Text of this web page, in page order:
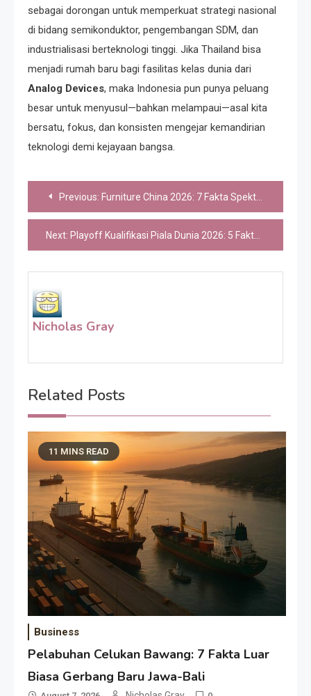
sebagai dorongan untuk memperkuat strategi nasional
di bidang semikonduktor, pengembangan SDM, dan
industrialisasi berteknologi tinggi. Jika Thailand bisa
menjadi rumah baru bagi fasilitas kelas dunia dari
Analog Devices, maka Indonesia pun punya peluang
besar untuk menyusul—bahkan melampaui—asal kita
bersatu, fokus, dan konsisten mengejar kemandirian
teknologi demi kejayaan bangsa.
Post
navigation
Previous: Furniture China 2026: 7 Fakta Spektakuler yang Siap Mengguncang Bisnis Furnitur
Next: Playoff Kualifikasi Piala Dunia 2026: 5 Fakta Luar Biasa Jelang Duel Penentu Wales vs Bosnia
Nicholas Gray
Related Posts
11 MINS READ
Business
Pelabuhan Celukan Bawang: 7 Fakta Luar
Biasa Gerbang Baru Jawa-Bali